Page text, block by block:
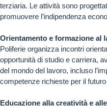
terziaria. Le attività sono
promuovere l’indipendenza
Orientamento e formazione al
Poliferie organizza incontri
opportunità di studio e carriera,
del mondo del lavoro, incluso
competenze richieste per il
Educazione alla creatività e